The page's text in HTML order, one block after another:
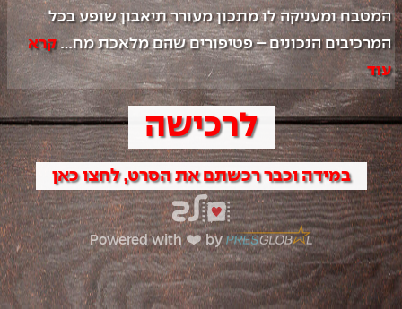
המטבח ומעניקה לו מתכון מעורר תיאבון שופע בכל
המרכיבים הנכונים – פטיפורים שהם מלאכת מח...
קרא
עוד
לרכישה
במידה וכבר רכשתם את הסרט, לחצו כאן
Powered with ❤️ by